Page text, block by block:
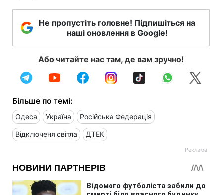
Не пропустіть головне! Підпишіться на
наші оновлення в Google!
Або читайте нас там, де вам зручно!
Більше по темі:
Одеса Україна Російська Федерація
Відключеня світла ДТЕК